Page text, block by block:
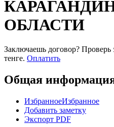
ОБЛАСТИ
Заключаешь договор? Проверь
тенге. Оплатить
Общая
ИзбранноеИзбранное
Добавить заметку
Экспорт PDF